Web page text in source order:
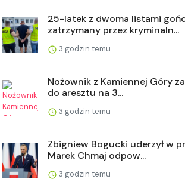
25-latek z dwoma listami
zatrzymany przez kryminaln...
3 godzin temu
Nożownik z Kamiennej Góry
do aresztu na 3...
3 godzin temu
Zbigniew Bogucki uderzył w
Marek Chmaj odpow...
3 godzin temu